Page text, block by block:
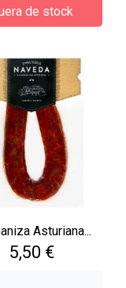
de stock
Asturiana...
Precio
5,50 €